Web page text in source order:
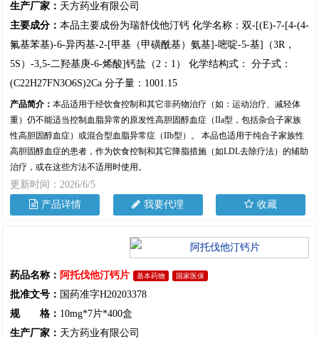
生产厂家： 天方药业有限公司
主要成分： 本品主要成份为瑞舒伐他汀钙 化学名称：双-[(E)-7-[4-(4-
氟基苯基)-6-异丙基-2-[甲基（甲磺酰基）氨基]-嘧啶-5-基]（3R，
5S）-3,5-二羟基庚-6-烯酸]钙盐（2：1） 化学结构式： 分子式：
(C22H27FN3O6S)2Ca 分子量：1001.15
产品简介： 本品适用于经饮食控制和其它非药物治疗（如：运动治疗、减轻体
重）仍不能适当控制血脂异常的原发性高胆固醇血症（IIa型，包括杂合子家族
性高胆固醇血症）或混合型血脂异常症（IIb型）。 本品也适用于纯合子家族性
高胆固醇血症的患者，作为饮食控制和其它降脂措施（如LDL去除疗法）的辅助
治疗，或在这些方法不适用时使用。
更新时间：2026/6/5
产品详情
我要代理 收藏
药品名称： 阿托伐他汀钙片 基本药物 国家医保
批准文号： 国药准字H20203378
规 格： 10mg*7片*400盒
生产厂家： 天方药业有限公司